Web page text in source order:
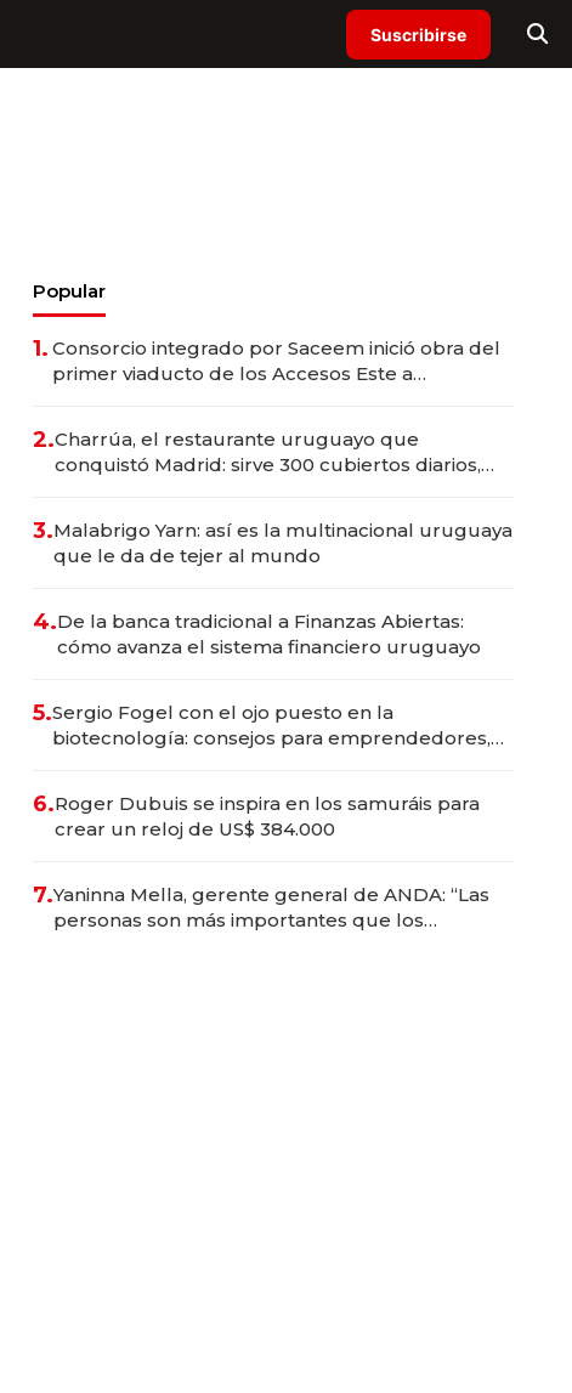
Suscribirse
Popular
1. Consorcio integrado por Saceem inició obra del
primer viaducto de los Accesos Este a
2.Charrúa, el restaurante uruguayo que
conquistó Madrid: sirve 300 cubiertos diarios,
3.Malabrigo Yarn: así es la multinacional uruguaya
que le da de tejer al mundo
4.De la banca tradicional a Finanzas Abiertas:
cómo avanza el sistema financiero uruguayo
5.Sergio Fogel con el ojo puesto en la
biotecnología: consejos para emprendedores,
6.Roger Dubuis se inspira en los samuráis para
crear un reloj de US$ 384.000
7.Yaninna Mella, gerente general de ANDA: “Las
personas son más importantes que los